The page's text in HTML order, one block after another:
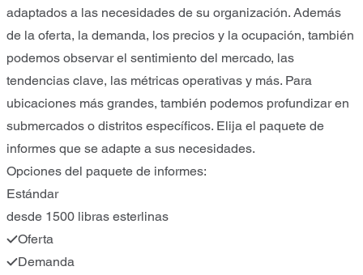
adaptados a las necesidades de su organización. Además
de la oferta, la demanda, los precios y la ocupación, también
podemos observar el sentimiento del mercado, las
tendencias clave, las métricas operativas y más. Para
ubicaciones más grandes, también podemos profundizar en
submercados o distritos específicos. Elija el paquete de
informes que se adapte a sus necesidades.
Opciones del paquete de informes:
Estándar
desde 1500 libras esterlinas
Oferta
Demanda